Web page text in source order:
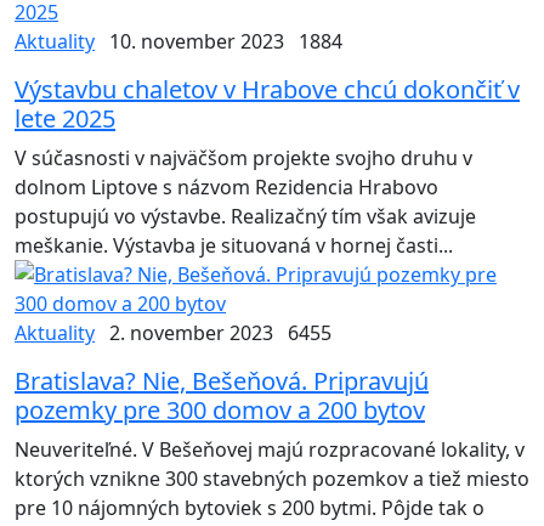
Aktuality 10. november 2023 1884
Výstavbu chaletov v Hrabove chcú dokončiť v
lete 2025
V súčasnosti v najväčšom projekte svojho druhu v
dolnom Liptove s názvom Rezidencia Hrabovo
postupujú vo výstavbe. Realizačný tím však avizuje
meškanie. Výstavba je situovaná v hornej časti...
Aktuality 2. november 2023 6455
Bratislava? Nie, Bešeňová. Pripravujú
pozemky pre 300 domov a 200 bytov
Neuveriteľné. V Bešeňovej majú rozpracované lokality, v
ktorých vznikne 300 stavebných pozemkov a tiež miesto
pre 10 nájomných bytoviek s 200 bytmi. Pôjde tak o